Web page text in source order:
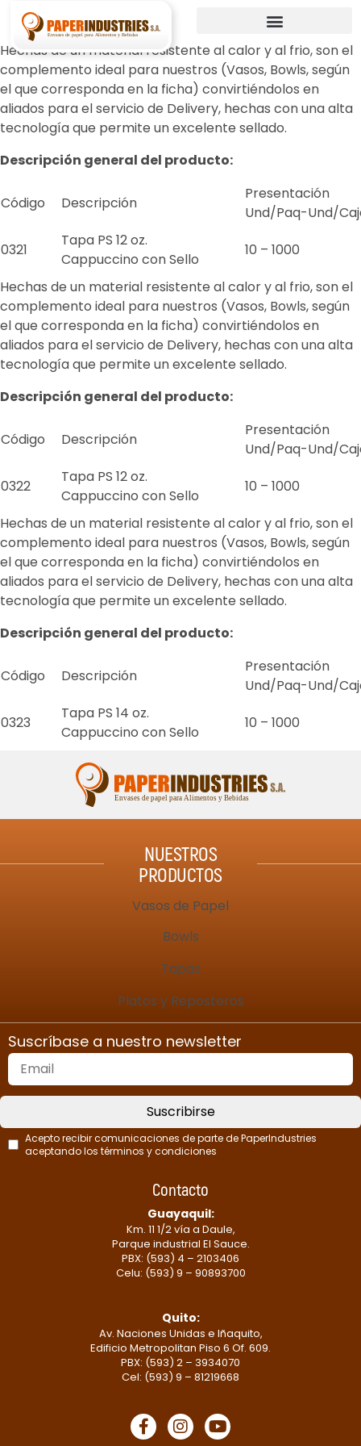
Hechas de un material resistente al calor y al frio, son el
complemento ideal para nuestros (Vasos, Bowls, según
el que corresponda en la ficha) convirtiéndolos en
aliados para el servicio de Delivery, hechas con una alta
tecnología que permite un excelente sellado.
Descripción general del producto:
Código Descripción
Presentación
Und/Paq-Und/
0321
Tapa PS 12 oz.
Cappuccino con Sello
10 – 1000
Hechas de un material resistente al calor y al frio, son el
complemento ideal para nuestros (Vasos, Bowls, según
el que corresponda en la ficha) convirtiéndolos en
aliados para el servicio de Delivery, hechas con una alta
tecnología que permite un excelente sellado.
Descripción general del producto:
Código Descripción
Presentación
Und/Paq-Und/
0322
Tapa PS 12 oz.
Cappuccino con Sello
10 – 1000
Hechas de un material resistente al calor y al frio, son el
complemento ideal para nuestros (Vasos, Bowls, según
el que corresponda en la ficha) convirtiéndolos en
aliados para el servicio de Delivery, hechas con una alta
tecnología que permite un excelente sellado.
Descripción general del producto:
Código Descripción
Presentación
Und/Paq-Und/
0323
Tapa PS 14 oz.
Cappuccino con Sello
10 – 1000
NUESTROS
PRODUCTOS
Vasos de Papel
Bowls
Tapas
Platos y Reposteros
Suscríbase a nuestro newsletter
Suscribirse
Acepto recibir comunicaciones de parte de PaperIndustries
aceptando los términos y condiciones
Contacto
Guayaquil:
Km. 11 1/2 vía a Daule,
Parque industrial El Sauce.
PBX: (593) 4 – 2103406
Celu: (593) 9 – 90893700
Quito:
Av. Naciones Unidas e Iñaquito,
Edificio Metropolitan Piso 6 Of. 609.
PBX: (593) 2 – 3934070
Cel: (593) 9 – 81219668